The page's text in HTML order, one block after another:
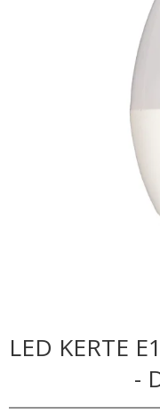
LED KERTE
-